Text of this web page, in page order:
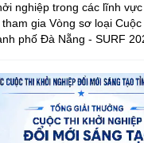
nghiệp trong các lĩnh
gia Vòng sơ loại
phố Đà Nẵng - SURF